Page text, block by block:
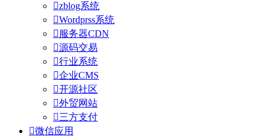
zblog系统
Wordprss系统
 服务器CDN
源码交易
行业系统
企业CMS
开源社区
外贸网站
三方支付
微信应用